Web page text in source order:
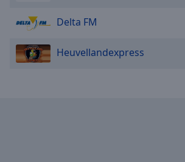
Delta FM
Heuvellandexpress